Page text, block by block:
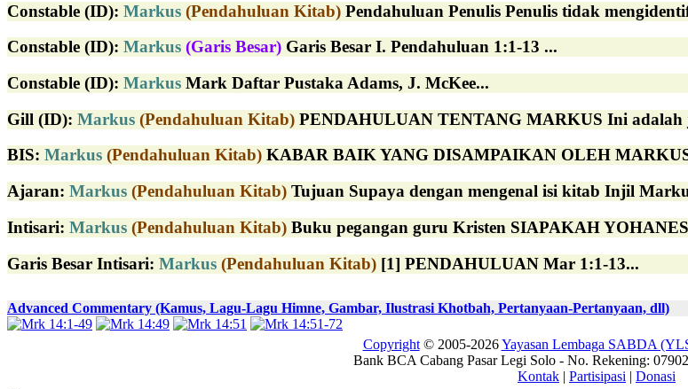
Constable (ID): Markus (Pendahuluan Kitab) Pendahuluan Penulis Penulis tidak
Constable (ID): Markus (Garis Besar) Garis Besar I. Pendahuluan 1:1-13 ...
Constable (ID): Markus Mark Daftar Pustaka Adams, J. McKee...
Gill (ID): Markus (Pendahuluan Kitab) PENDAHULUAN TENTANG MARKUS Ini adalah
BIS: Markus (Pendahuluan Kitab) KABAR BAIK YANG DISAMPAIKAN OLEH
Ajaran: Markus (Pendahuluan Kitab) Tujuan Supaya dengan mengenal isi kitab Injil
Intisari: Markus (Pendahuluan Kitab) Buku pegangan guru Kristen SIAPAKAH
Garis Besar Intisari: Markus (Pendahuluan Kitab) [1] PENDAHULUAN Mar 1:1-13...
Advanced Commentary (Kamus, Lagu-Lagu Himne, Gambar, Ilustrasi Khotbah, Pertanyaan-Pertanyaan, dll)
Copyright© 2005-2026Yayasan Lembaga SABDA
Bank BCA Cabang Pasar Legi Solo - No. Rekening:
Kontak | Partisipasi | Donasi